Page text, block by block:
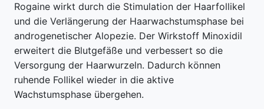
Rogaine wirkt durch die Stimulation der Haarfollikel
und die Verlängerung der Haarwachstumsphase bei
androgenetischer Alopezie. Der Wirkstoff Minoxidil
erweitert die Blutgefäße und verbessert so die
Versorgung der Haarwurzeln. Dadurch können
ruhende Follikel wieder in die aktive
Wachstumsphase übergehen.